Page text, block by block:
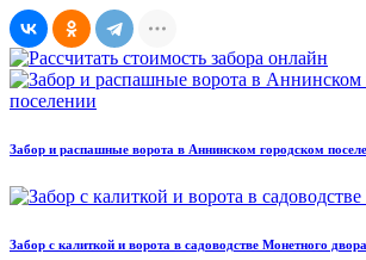
Забор и распашные ворота в Аннинском городском
Забор с калиткой и ворота в садоводстве Монетного двора